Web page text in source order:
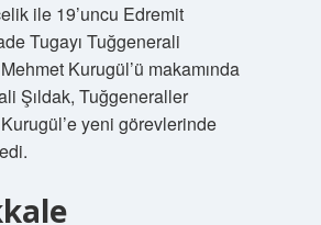
ile 19’uncu Edremit
Tugayı Tuğgenerali
Kurugül’ü makamında
Şıldak, Tuğgeneraller
yeni görevlerinde